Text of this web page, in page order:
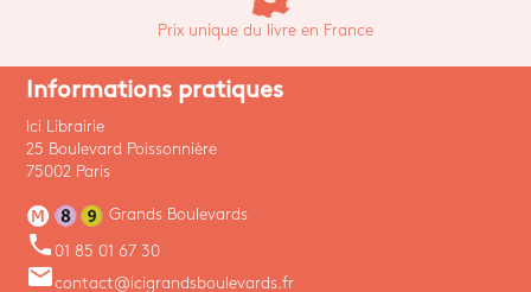
Prix unique du livre en France
Informations pratiques
Ici Librairie
25 Boulevard Poissonnière
75002 Paris
Grands Boulevards
phone 01 85 01 67 30
emailcontact@icigrandsboulevards.fr